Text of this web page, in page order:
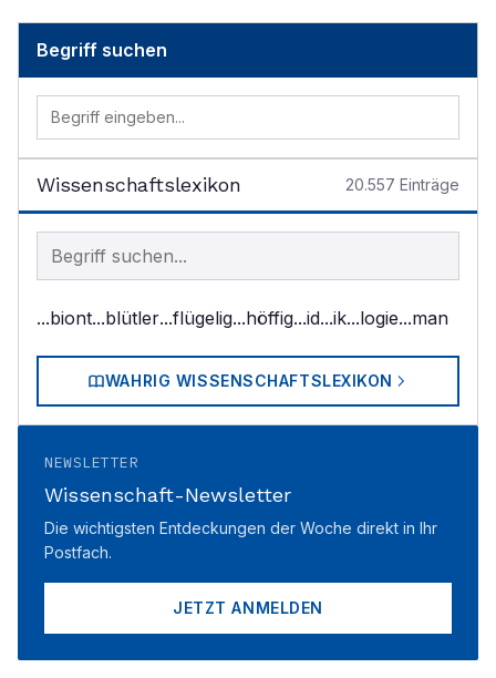
Begriff suchen
Wissenschaftslexikon 20.557 Einträge
Begriff im Lexikon suchen
...biont...blütler...flügelig...höffig...id...ik...logie...man
WAHRIG WISSENSCHAFTSLEXIKON
NEWSLETTER
Wissenschaft-Newsletter
Die wichtigsten Entdeckungen der Woche direkt in Ihr
Postfach.
JETZT ANMELDEN